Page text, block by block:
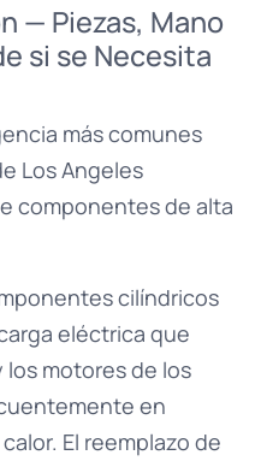
— Piezas, Mano
si se Necesita
más comunes
Los Angeles
componentes de alta
cilíndricos
eléctrica que
los motores de los
en
El reemplazo de